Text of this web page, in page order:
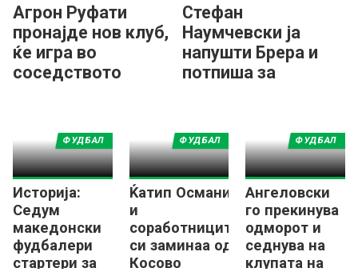
Агрон Руфати
пронајде нов клуб,
ќе игра во
соседството
Стефан
Наумчевски ја
напушти Брера и
потпиша за
Историја:
Седум
македонски
фудбалери
стартери за
ФУДБАЛ
Ќатип Османи
и
соработниците
си заминаа од
Косово
ФУДБАЛ
Ангеловски
го прекинува
одморот и
седнува на
клупата на
ФУДБАЛ